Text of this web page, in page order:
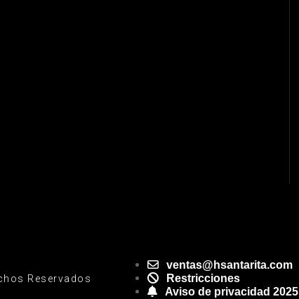
Reservados
ventas@hsantarita.com
Restricciones
Aviso de privacidad 2025